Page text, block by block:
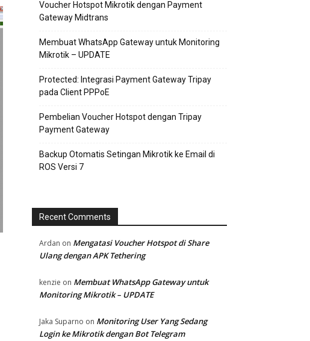
Voucher Hotspot Mikrotik dengan Payment
Gateway Midtrans
Membuat WhatsApp Gateway untuk Monitoring
Mikrotik – UPDATE
Protected: Integrasi Payment Gateway Tripay
pada Client PPPoE
Pembelian Voucher Hotspot dengan Tripay
Payment Gateway
Backup Otomatis Setingan Mikrotik ke Email di
ROS Versi 7
Recent Comments
Ardan on Mengatasi Voucher Hotspot di Share
Ulang dengan APK Tethering
kenzie on Membuat WhatsApp Gateway untuk
Monitoring Mikrotik – UPDATE
Jaka Suparno on Monitoring User Yang Sedang
Login ke Mikrotik dengan Bot Telegram